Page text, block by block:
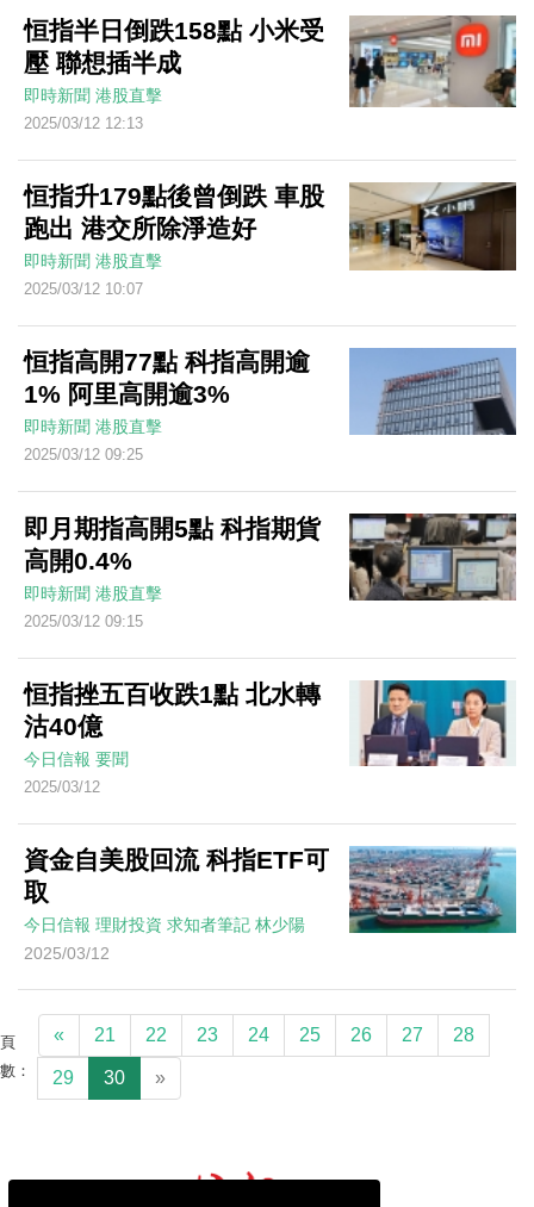
恒指半日倒跌158點 小米受
壓 聯想插半成
即時新聞 港股直擊
2025/03/12 12:13
恒指升179點後曾倒跌 車股
跑出 港交所除淨造好
即時新聞 港股直擊
2025/03/12 10:07
恒指高開77點 科指高開逾
1% 阿里高開逾3%
即時新聞 港股直擊
2025/03/12 09:25
即月期指高開5點 科指期貨
高開0.4%
即時新聞 港股直擊
2025/03/12 09:15
恒指挫五百收跌1點 北水轉
沽40億
今日信報 要聞
2025/03/12
資金自美股回流 科指ETF可
取
今日信報 理財投資 求知者筆記 林少陽
2025/03/12
頁
數：
« 21 22 23 24 25 26 27 28
29 30 »